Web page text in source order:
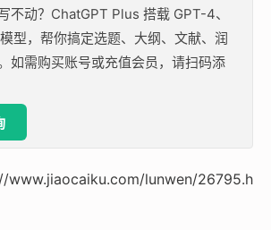
不动？ChatGPT Plus 搭载 GPT-4、
型，帮你搞定选题、大纲、文献、润
如需购买账号或充值会员，请扫码添
www.jiaocaiku.com/lunwen/26795.h